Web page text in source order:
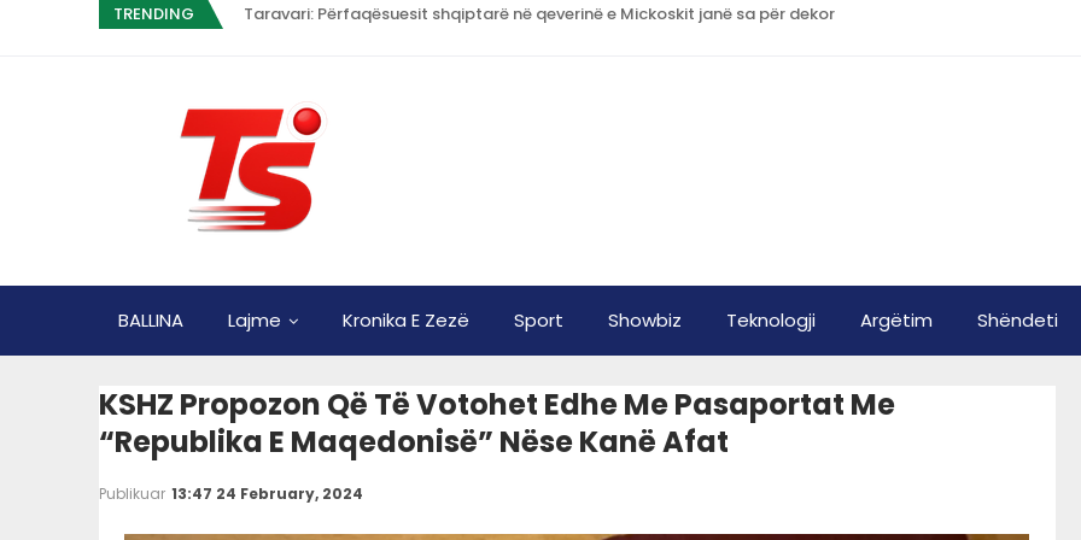
TRENDING Taravari: Përfaqësuesit shqiptarë në qeverinë e Mickoskit janë sa për dekor
BALLINA Lajme Kronika E Zezë Sport Showbiz Teknologji Argëtim Shëndeti
KSHZ Propozon Që Të Votohet Edhe Me Pasaportat Me
“Republika E Maqedonisë” Nëse Kanë Afat
Publikuar 13:47 24 February, 2024